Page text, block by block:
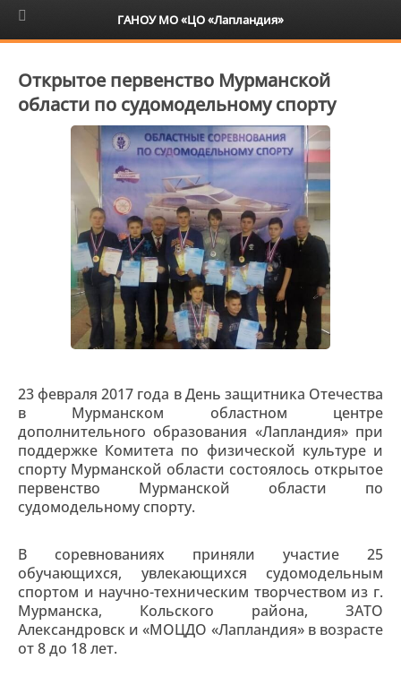
6+
Открытое первенство Мурманской
области по судомодельному спорту
23 февраля 2017 года в День защитника Отечества
в Мурманском областном центре
дополнительного образования «Лапландия» при
поддержке Комитета по физической культуре и
спорту Мурманской области состоялось открытое
первенство Мурманской области по
судомодельному спорту.
В соревнованиях приняли участие 25
обучающихся, увлекающихся судомодельным
спортом и научно-техническим творчеством из г.
Мурманска, Кольского района, ЗАТО
Александровск и «МОЦДО «Лапландия» в возрасте
от 8 до 18 лет.
ГАНОУ МО «ЦО «Лапландия»